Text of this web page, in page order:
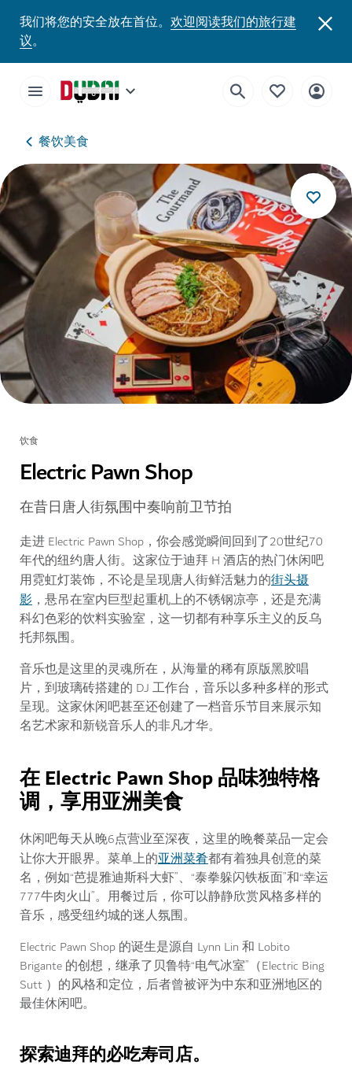
我们将您的安全放在首位。 欢迎阅读我们的旅行建
议。
餐饮美食
饮食
Electric Pawn Shop
在昔日唐人街氛围中奏响前卫节拍
走进 Electric Pawn Shop，你会感觉瞬间回到了20世纪70
年代的纽约唐人街。这家位于迪拜 H 酒店的热门休闲吧
用霓虹灯装饰，不论是呈现唐人街鲜活魅力的街头摄
影 ，悬吊在室内巨型起重机上的不锈钢凉亭，还是充满
科幻色彩的饮料实验室，这一切都有种享乐主义的反乌
托邦氛围。
音乐也是这里的灵魂所在，从海量的稀有原版黑胶唱
片，到玻璃砖搭建的 DJ 工作台，音乐以多种多样的形式
呈现。这家休闲吧甚至还创建了一档音乐节目来展示知
名艺术家和新锐音乐人的非凡才华。
在 Electric Pawn Shop 品味独特格
调，享用亚洲美食
休闲吧每天从晚6点营业至深夜，这里的晚餐菜品一定会
让你大开眼界。菜单上的亚洲菜肴都有着独具创意的菜
名，例如“芭提雅迪斯科大虾”、“泰拳躲闪铁板面”和“幸运
777牛肉火山”。用餐过后，你可以静静欣赏风格多样的
音乐，感受纽约城的迷人氛围。
Electric Pawn Shop 的诞生是源自 Lynn Lin 和 Lobito
Brigante 的创想，继承了贝鲁特“电气冰室”（Electric Bing
Sutt ）的风格和定位，后者曾被评为中东和亚洲地区的
最佳休闲吧。
探索迪拜的必吃寿司店。